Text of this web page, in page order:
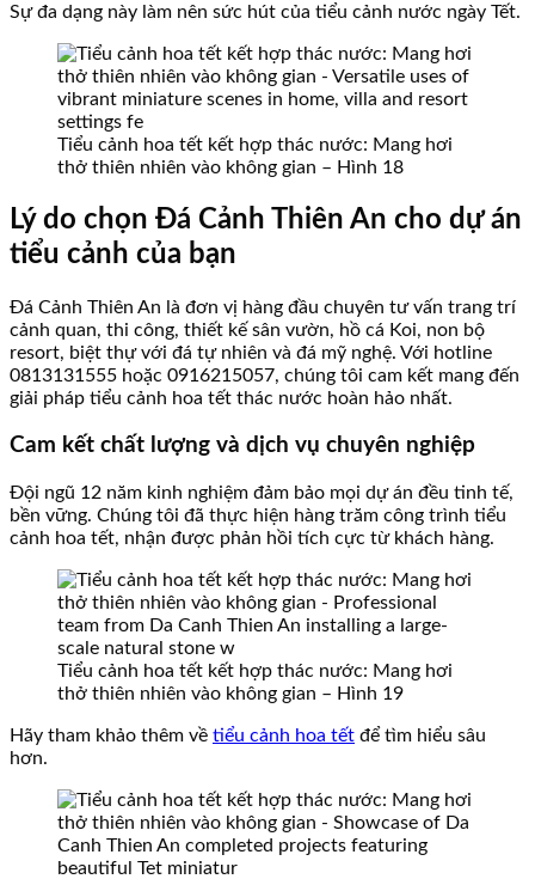
Sự đa dạng này làm nên sức hút của tiểu cảnh nước ngày Tết.
Tiểu cảnh hoa tết kết hợp thác nước: Mang hơi
thở thiên nhiên vào không gian – Hình 18
Lý do chọn Đá Cảnh Thiên An cho dự án
tiểu cảnh của bạn
Đá Cảnh Thiên An là đơn vị hàng đầu chuyên tư vấn trang trí
cảnh quan, thi công, thiết kế sân vườn, hồ cá Koi, non bộ
resort, biệt thự với đá tự nhiên và đá mỹ nghệ. Với hotline
0813131555 hoặc 0916215057, chúng tôi cam kết mang đến
giải pháp tiểu cảnh hoa tết thác nước hoàn hảo nhất.
Cam kết chất lượng và dịch vụ chuyên nghiệp
Đội ngũ 12 năm kinh nghiệm đảm bảo mọi dự án đều tinh tế,
bền vững. Chúng tôi đã thực hiện hàng trăm công trình tiểu
cảnh hoa tết, nhận được phản hồi tích cực từ khách hàng.
Tiểu cảnh hoa tết kết hợp thác nước: Mang hơi
thở thiên nhiên vào không gian – Hình 19
Hãy tham khảo thêm về tiểu cảnh hoa tết để tìm hiểu sâu
hơn.